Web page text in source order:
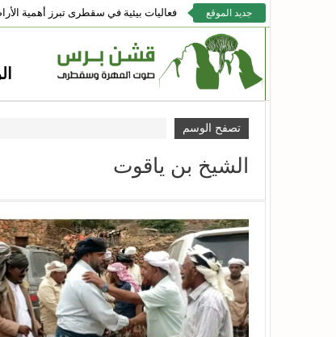
جديد الموقع فعاليات بيئية في سقطرى تبرز أهمية
تصفح الوسم
الشيخ بن ياقوت